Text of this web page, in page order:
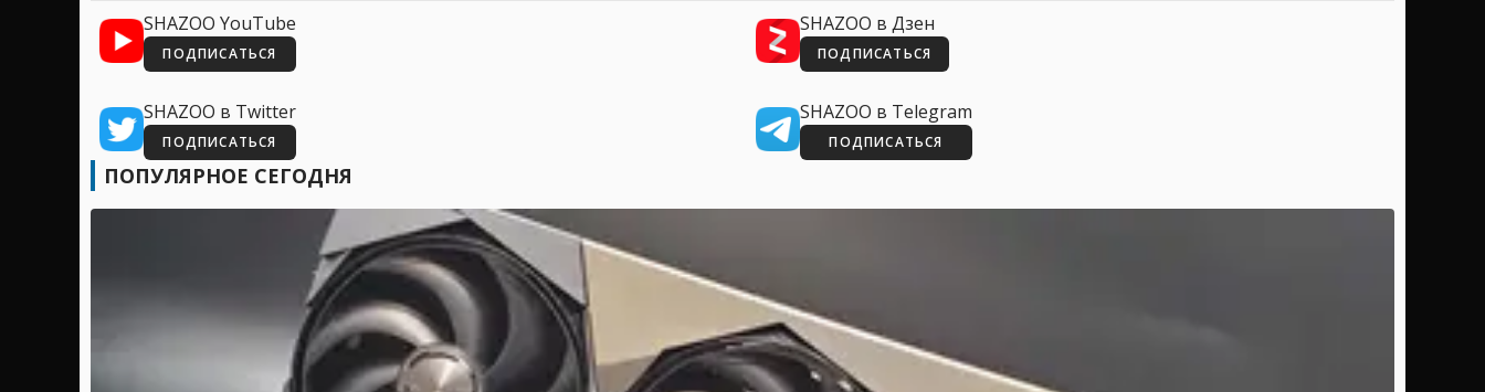
SHAZOO YouTube
ПОДПИСАТЬСЯ
SHAZOO в Дзен
ПОДПИСАТЬСЯ
SHAZOO в Twitter
ПОДПИСАТЬСЯ
SHAZOO в Telegram
ПОДПИСАТЬСЯ
ПОПУЛЯРНОЕ СЕГОДНЯ